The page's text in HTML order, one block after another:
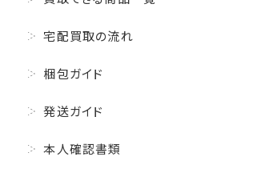
宅配買取の流れ
梱包ガイド
発送ガイド
本人確認書類